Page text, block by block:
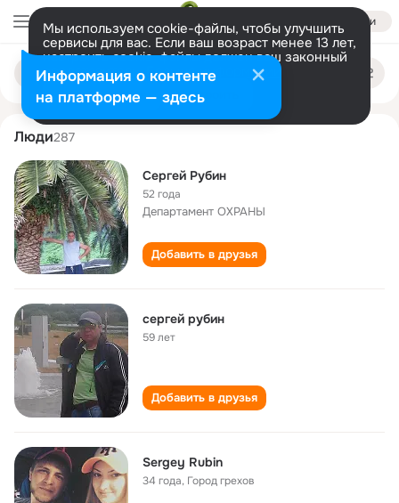
Войти
Мы используем cookie-файлы, чтобы улучшить
сервисы для вас. Если ваш возраст менее 13 лет,
настроить cookie-файлы должен ваш законный
представитель. Больше информации
Разрешить все Настроить
Поиск
людям
sergey rubin
Люди287
Сергей Рубин
52 года
Департамент ОХРАНЫ
Добавить в друзья
сергей рубин
59 лет
Добавить в друзья
Sergey Rubin
34 года, Город грехов
Информация о контенте
на платформе — здесь